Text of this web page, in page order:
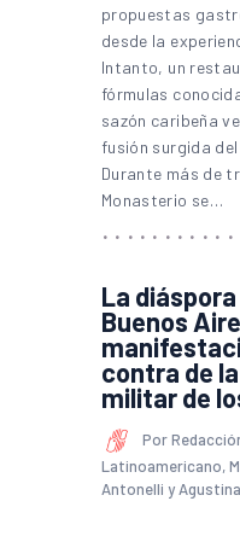
propuestas
desde la
Intanto, un
fórmulas
sazón caribeña
fusión surgida
Durante más de
Monasterio se…
La
Buenos
contra de
militar de
Por
Latinoamericano,
Antonelli y